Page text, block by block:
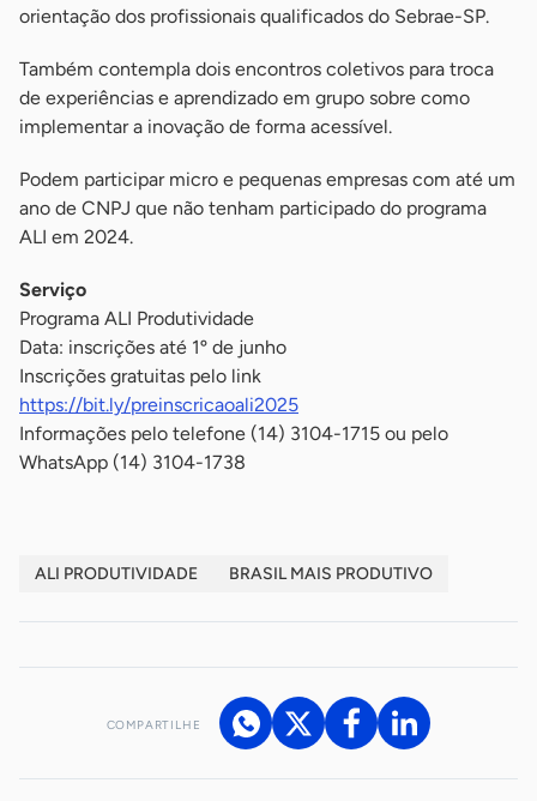
orientação dos profissionais qualificados do Sebrae-SP.
Também contempla dois encontros coletivos para troca
de experiências e aprendizado em grupo sobre como
implementar a inovação de forma acessível.
Podem participar micro e pequenas empresas com até um
ano de CNPJ que não tenham participado do programa
ALI em 2024.
Serviço
Programa ALI Produtividade
Data: inscrições até 1º de junho
Inscrições gratuitas pelo link
https://bit.ly/preinscricaoali2025
Informações pelo telefone (14) 3104-1715 ou pelo
WhatsApp (14) 3104-1738
ALI PRODUTIVIDADE BRASIL MAIS PRODUTIVO
COMPARTILHE